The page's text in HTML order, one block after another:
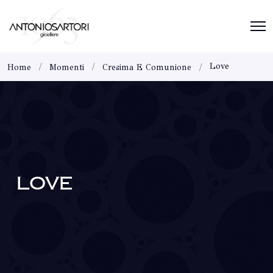
Home Momenti Cresima E Comunione Love
LOVE